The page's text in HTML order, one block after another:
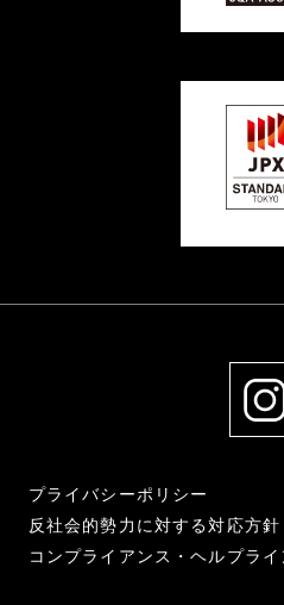
プライバシーポリシー
反社会的勢力に対する対応方針
コンプライアンス・ヘルプライ